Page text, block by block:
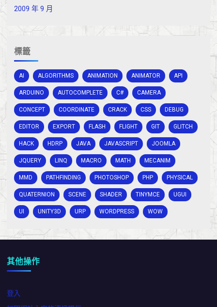
2009 年 9 月
標籤
AI ALGORITHMS ANIMATION ANIMATOR API
ARDUINO AUTOCOMPLETE C# CAMERA
CONCEPT COORDINATE CRACK CSS DEBUG
EDITOR EXPORT FLASH FLIGHT GIT GLITCH
HACK HDRP JAVA JAVASCRIPT JOOMLA
JQUERY LINQ MACRO MATH MECANIM
MMD PATHFINDING PHOTOSHOP PHP PHYSICAL
QUATERNION SCENE SHADER TINYMCE UGUI
UI UNITY3D URP WORDPRESS WOW
其他操作
登入